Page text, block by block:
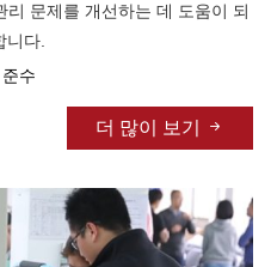
문제를 개선하는 데 도움이 되
다.
수
더 많이 보기